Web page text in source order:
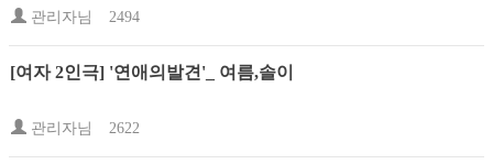
관리자님 2494
[여자 2인극] '연애의발견'_ 여름,솔이
관리자님 2622